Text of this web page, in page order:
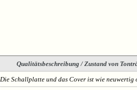
Qualitätsbeschreibung / Zustand von
Die Schallplatte und das Cover ist wie